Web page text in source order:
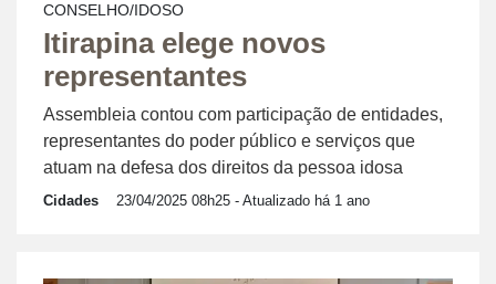
CONSELHO/IDOSO
Itirapina elege novos
representantes
Assembleia contou com participação de entidades,
representantes do poder público e serviços que
atuam na defesa dos direitos da pessoa idosa
Cidades 23/04/2025 08h25 - Atualizado há 1 ano